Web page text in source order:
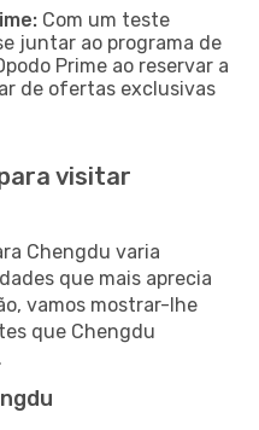
Com um teste
juntar ao programa de
Prime ao reservar a
de ofertas exclusivas
visitar
Chengdu varia
que mais aprecia
vamos mostrar-lhe
que Chengdu